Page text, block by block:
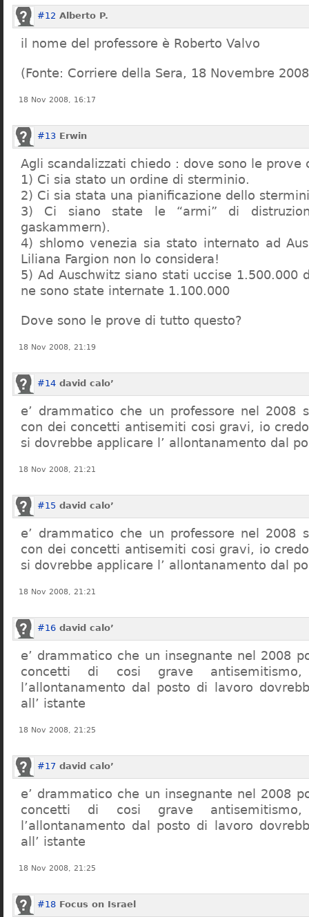
#12 Alberto P.
il nome del professore è Roberto Valvo
(Fonte: Corriere della Sera, 18 Novembre
18 Nov 2008, 16:17
#13 Erwin
Agli scandalizzati chiedo : dove sono le prove
1) Ci sia stato un ordine di sterminio.
2) Ci sia stata una pianificazione dello
3) Ci siano state le “armi” di
gaskammern).
4) shlomo venezia sia stato internato ad
Liliana Fargion non lo considera!
5) Ad Auschwitz siano stati uccise 1.500.000
ne sono state internate 1.100.000
Dove sono le prove di tutto questo?
18 Nov 2008, 21:19
#14 david calo’
e’ drammatico che un professore nel 2008
con dei concetti antisemiti cosi gravi, io
si dovrebbe applicare l’ allontanamento dal
18 Nov 2008, 21:21
#15 david calo’
e’ drammatico che un professore nel 2008
con dei concetti antisemiti cosi gravi, io
si dovrebbe applicare l’ allontanamento dal
18 Nov 2008, 21:21
#16 david calo’
e’ drammatico che un insegnante nel 2008
concetti di cosi grave
l’allontanamento dal posto di lavoro
all’ istante
18 Nov 2008, 21:25
#17 david calo’
e’ drammatico che un insegnante nel 2008
concetti di cosi grave
l’allontanamento dal posto di lavoro
all’ istante
18 Nov 2008, 21:25
#18 Focus on Israel